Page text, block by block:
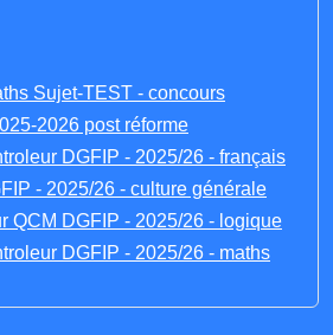
Sujet-TEST - concours
2026 post réforme
DGFIP - 2025/26 - français
- 2025/26 - culture générale
QCM DGFIP - 2025/26 - logique
DGFIP - 2025/26 - maths